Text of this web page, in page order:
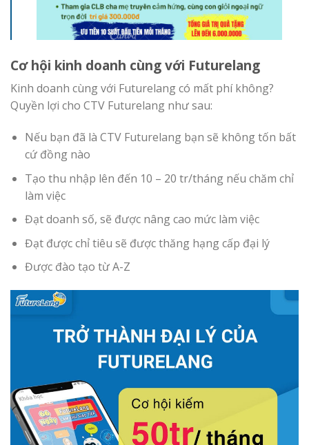
Cơ hội kinh doanh cùng với Futurelang
Kinh doanh cùng với Futurelang có mất phí không?
Quyền lợi cho CTV Futurelang như sau:
Nếu bạn đã là CTV Futurelang bạn sẽ không tốn bất
cứ đồng nào
Tạo thu nhập lên đến 10 – 20 tr/tháng nếu chăm chỉ
làm việc
Đạt doanh số, sẽ được nâng cao mức làm việc
Đạt được chỉ tiêu sẽ được thăng hạng cấp đại lý
Được đào tạo từ A-Z